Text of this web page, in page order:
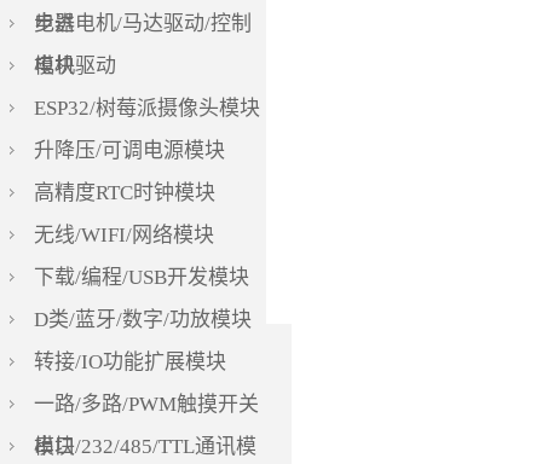
电器
步进电机/马达驱动/控制
模块
电机驱动
ESP32/树莓派摄像头模块
升降压/可调电源模块
高精度RTC时钟模块
无线/WIFI/网络模块
下载/编程/USB开发模块
D类/蓝牙/数字/功放模块
转接/IO功能扩展模块
一路/多路/PWM触摸开关
模块
串口/232/485/TTL通讯模